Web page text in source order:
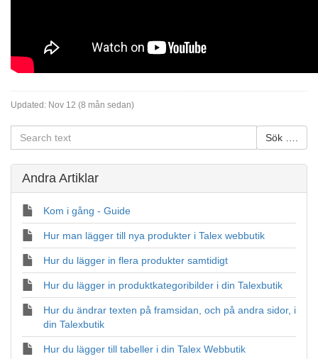
Updated: Nov 12 (8 mån sedan)
Andra Artiklar
Kom i gång - Guide
Hur man lägger till nya produkter i Talex webbutik
Hur du lägger in flera produkter samtidigt
Hur du lägger in produktkategoribilder i din Talexbutik
Hur du ändrar texten på framsidan, och på andra sidor, i
din Talexbutik
Hur du lägger till tabeller i din Talex Webbutik